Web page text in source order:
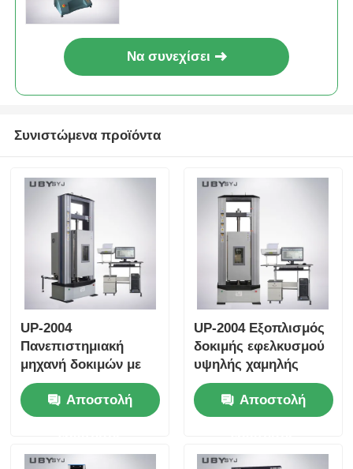
Να συνεχίσει
Συνιστώμενα προϊόντα
UP-2004
Πανεπιστημιακή
μηχανή δοκιμών με
PID έξυπνο έλεγχο
θερμοκρασίας για
δοκιμές αντοχής στη
συμμορφώνονται με
Αποστολή
UP-2004 Εξοπλισμός
δοκιμής εφελκυσμού
υψηλής χαμηλής
θερμοκρασίας με
περιβαλλοντικό
θάλαμο και μέγιστη
KN
Αποστολή